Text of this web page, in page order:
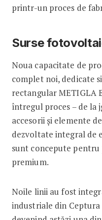
printr-un proces de
Surse
Noua capacitate de
complet noi, dedicate
rectangular METIGLA
întregul proces – de la
accesorii și elemente
dezvoltate integral de
sunt concepute
premium.
Noile linii au fost
industriale din